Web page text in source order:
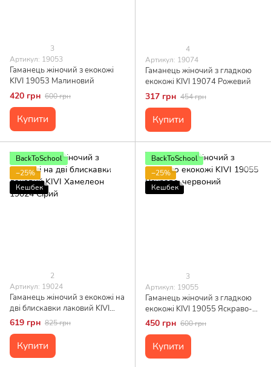
3
Артикул: 19053
Гаманець жіночий з екокожі
KIVI 19053 Малиновий
420 грн 600 грн
Купити
4
Артикул: 19074
Гаманець жіночий з гладкою
екокожі KIVI 19074 Рожевий
317 грн 454 грн
Купити
BackToSchool
−25%
Кешбек
2
Артикул: 19024
Гаманець жіночий з екокожі на
дві блискавки лаковий KIVI
Хамелеон 19024 Сірий
619 грн 825 грн
Купити
BackToSchool
−25%
Кешбек
3
Артикул: 19055
Гаманець жіночий з гладкою
екокожі KIVI 19055 Яскраво-
червоний
450 грн 600 грн
Купити